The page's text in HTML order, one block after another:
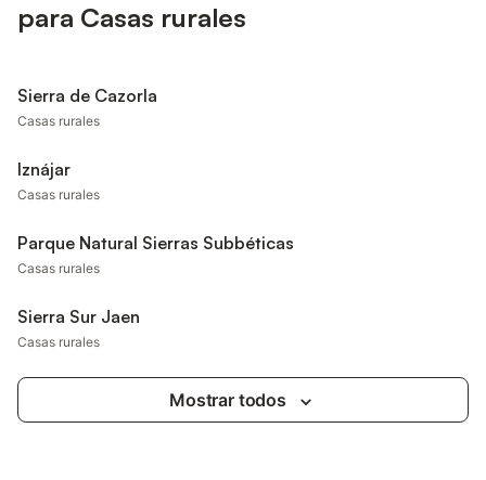
para Casas rurales
Sierra de Cazorla
Casas rurales
Iznájar
Casas rurales
Parque Natural Sierras Subbéticas
Casas rurales
Sierra Sur Jaen
Casas rurales
Mostrar todos